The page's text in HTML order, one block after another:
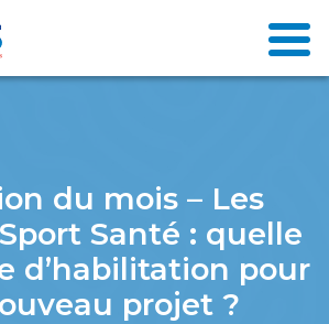
du mois – Les
Santé : quelle
d’habilitation pour
projet ?